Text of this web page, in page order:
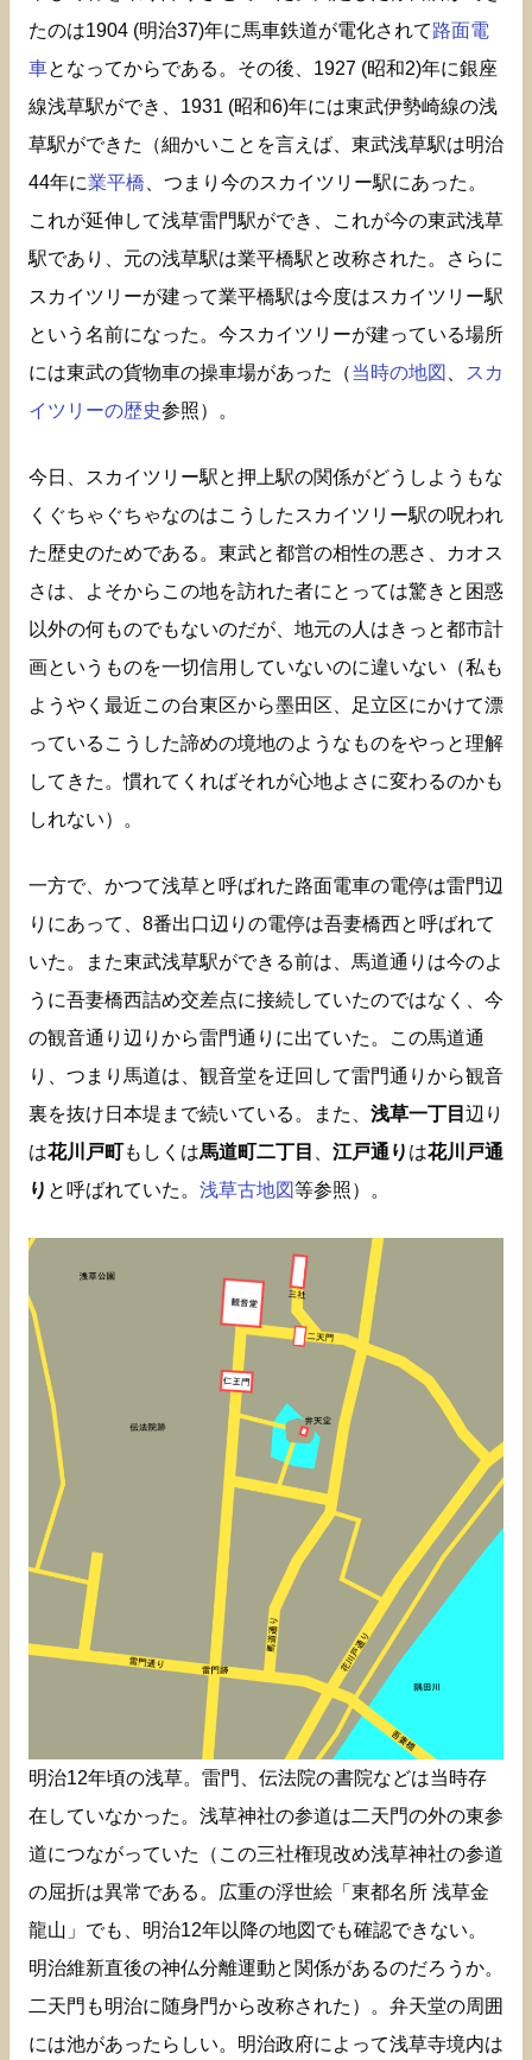
たのは1904 (明治37)年に馬車鉄道が電化されて路面電
車となってからである。その後、1927 (昭和2)年に銀座
線浅草駅ができ、1931 (昭和6)年には東武伊勢崎線の浅
草駅ができた（細かいことを言えば、東武浅草駅は明治
44年に業平橋 、つまり今のスカイツリー駅にあった。
これが延伸して浅草雷門駅ができ、これが今の東武浅草
駅であり、元の浅草駅は業平橋駅と改称された。さらに
スカイツリーが建って業平橋駅は今度はスカイツリー駅
という名前になった。今スカイツリーが建っている場所
には東武の貨物車の操車場があった（当時の地図
スカ
イツリーの歴史参照）。
今日、スカイツリー駅と押上駅の関係がどうしようもな
くぐちゃぐちゃなのはこうしたスカイツリー駅の呪われ
た歴史のためである。東武と都営の相性の悪さ、カオス
さは、よそからこの地を訪れた者にとっては驚きと困惑
以外の何ものでもないのだが、地元の人はきっと都市計
画というものを一切信用していないのに違いない（私も
ようやく最近この台東区から墨田区、足立区にかけて漂
っているこうした諦めの境地のようなものをやっと理解
してきた。慣れてくればそれが心地よさに変わるのかも
しれない）。
一方で、かつて浅草と呼ばれた路面電車の電停は雷門辺
りにあって、8番出口辺りの電停は吾妻橋西と呼ばれて
いた。また東武浅草駅ができる前は、馬道通りは今のよ
うに吾妻橋西詰め交差点に接続していたのではなく、今
の観音通り辺りから雷門通りに出ていた。この馬道通
り、つまり馬道は、観音堂を迂回して雷門通りから観音
裏を抜け日本堤まで続いている。また、 浅草一丁目 辺り
は花川戸町もしくは馬道町二丁目 江戸通り は花川戸通
り と呼ばれていた。 浅草古地図等参照）。
明治12年頃の浅草。雷門、伝法院の書院などは当時存
在していなかった。浅草神社の参道は二天門の外の東参
道につながっていた（この三社権現改め浅草神社の参道
の屈折は異常である。広重の浮世絵「東都名所 浅草金
龍山」でも、明治12年以降の地図でも確認できない。
明治維新直後の神仏分離運動と関係があるのだろうか。
二天門も明治に随身門から改称された）。弁天堂の周囲
には池があったらしい。明治政府によって浅草寺境内は